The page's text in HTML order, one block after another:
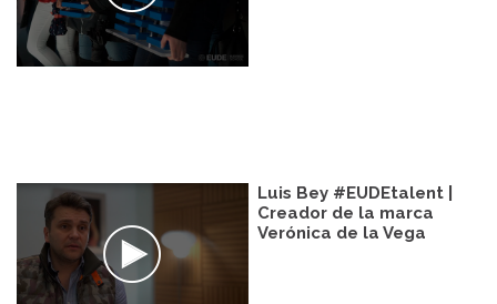
Luis Bey #EUDEtalent |
Creador de la marca
Verónica de la Vega